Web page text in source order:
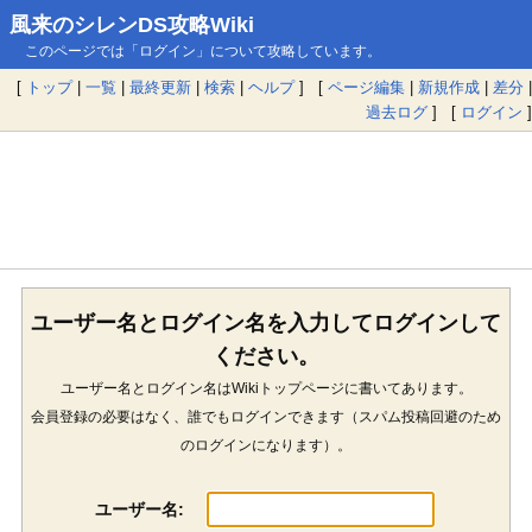
風来のシレンDS攻略Wiki
このページでは「ログイン」について攻略しています。
[ トップ| 一覧 | 最終更新 | 検索 | ヘルプ] [ ページ編集 | 新規作成 | 差分 |
過去ログ ] [ ログイン ]
ユーザー名とログイン名を入力してログインして
ください。
ユーザー名とログイン名はWikiトップページに書いてあります。
会員登録の必要はなく、誰でもログインできます（スパム投稿回避のため
のログインになります）。
ユーザー名: